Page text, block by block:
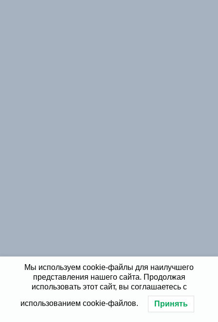
Мы используем cookie-файлы для наилучшего
представления нашего сайта. Продолжая
использовать этот сайт, вы соглашаетесь с
использованием cookie-файлов. Принять